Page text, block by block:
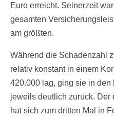
Euro erreicht. Seinerzeit
gesamten
am größten.
Während die Schadenzahl
relativ konstant in einem
420.000 lag, ging sie in
jeweils deutlich zurück. Der
hat sich zum dritten Mal in